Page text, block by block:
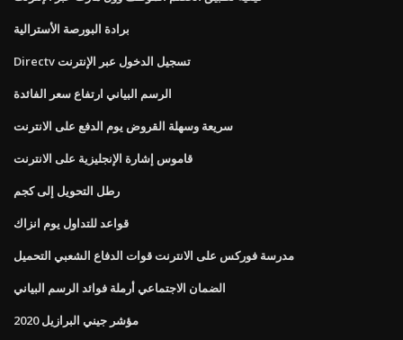
برادة البورصة الأسترالية
Directv تسجيل الدخول عبر الإنترنت
الرسم البياني ارتفاع سعر الفائدة
سريعة وسهلة القروض يوم الدفع على الانترنت
قاموس إشارة الإنجليزية على الانترنت
رطل التحويل إلى كجم
قواعد للتداول يوم انزاك
مدرسة فوركس على الانترنت قوات الدفاع الشعبي التحميل
الضمان الاجتماعي أرملة فوائد الرسم البياني
مؤشر جيني البرازيل 2020